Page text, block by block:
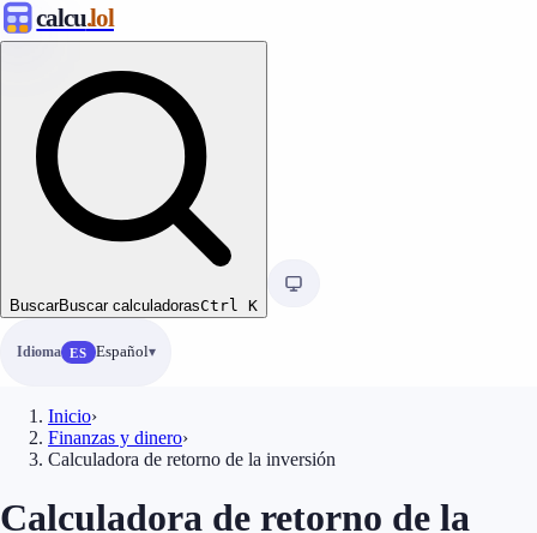
calcu.lol
BuscarBuscar calculadorasCtrl K
Idioma ES Español
Inicio›
Finanzas y dinero›
Calculadora de retorno de la inversión
Calculadora de retorno de la